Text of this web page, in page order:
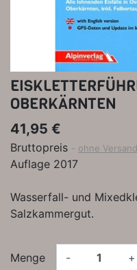
OBERKÄRNTEN
41,95 €
Bruttopreis ohne
Auflage 2017
Wasserfall- und
Salzkammergut.
Menge - +